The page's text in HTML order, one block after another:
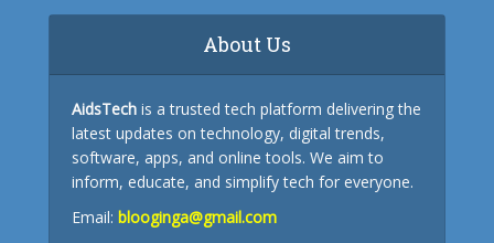
About Us
AidsTech is a trusted tech platform delivering the
latest updates on technology, digital trends,
software, apps, and online tools. We aim to
inform, educate, and simplify tech for everyone.
Email: blooginga@gmail.com